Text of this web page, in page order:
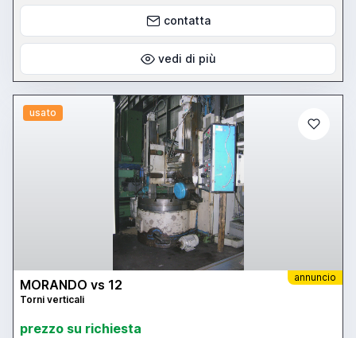
contatta
vedi di più
usato
annuncio
MORANDO vs 12
Torni verticali
prezzo su richiesta